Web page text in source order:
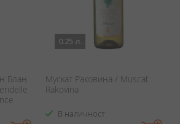
Блан
0.25 л.
Мускат Раковина / Muscat
Rakovina
В наличност